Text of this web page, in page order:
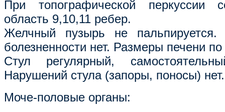
При топографической перкуссии
область 9,10,11 ребер.
Желчный пузырь не
болезненности нет. Размеры печени
Стул регулярный,
Нарушений стула (запоры, поносы) нет.
Моче-половые органы: